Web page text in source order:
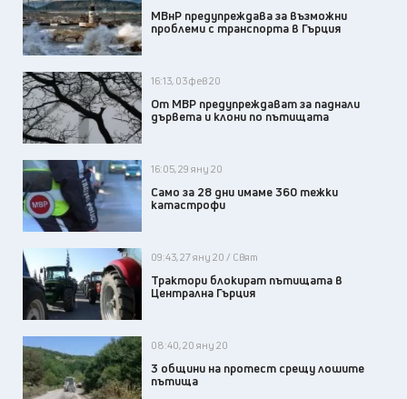
МВнР предупреждава за възможни
проблеми с транспорта в Гърция
16:13, 03 фев 20
От МВР предупреждават за паднали
дървета и клони по пътищата
16:05, 29 яну 20
Само за 28 дни имаме 360 тежки
катастрофи
09:43, 27 яну 20 / Свят
Трактори блокират пътищата в
Централна Гърция
08:40, 20 яну 20
3 общини на протест срещу лошите
пътища